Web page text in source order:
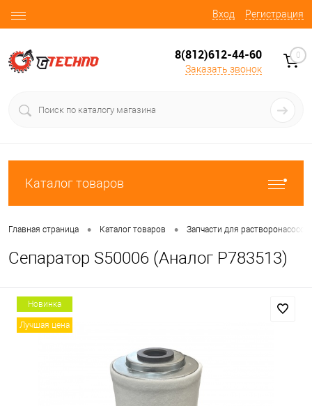
Вход Регистрация
8(812)612-44-60
Заказать звонок
0
Каталог товаров
Главная страница • Каталог товаров • Запчасти для растворонасосов
Сепаратор S50006 (Аналог P783513)
Новинка
Лучшая цена